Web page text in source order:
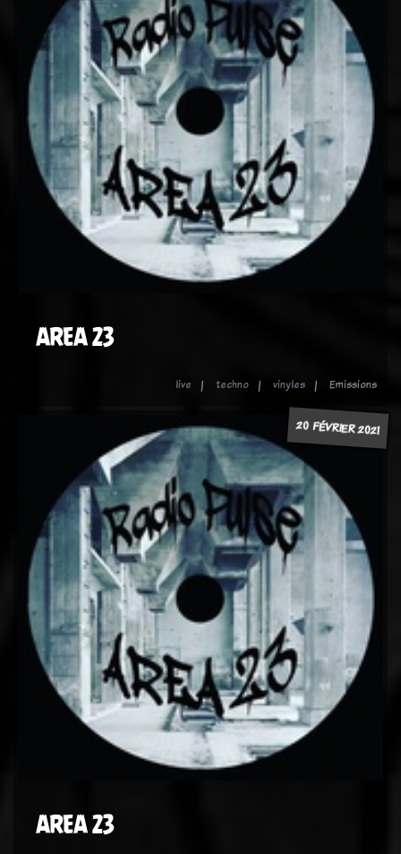
AREA 23
live techno vinyles Emissions
20 FÉVRIER 2021
AREA 23